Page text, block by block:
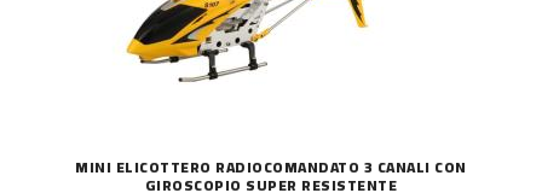
MINI ELICOTTERO RADIOCOMANDATO 3 CANALI CON
GIROSCOPIO SUPER RESISTENTE